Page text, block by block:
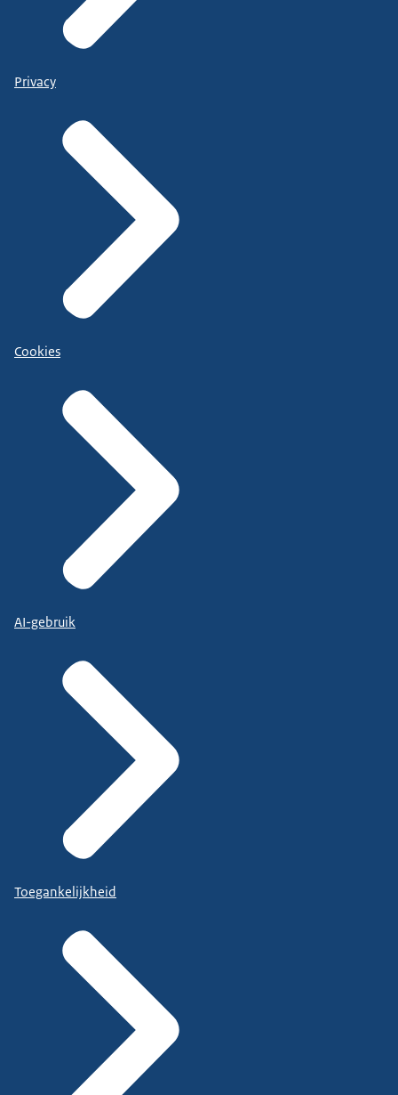
Privacy
Cookies
AI-gebruik
Toegankelijkheid